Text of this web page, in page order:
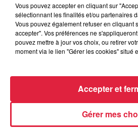
Un match qui marquera la fin de la
sortie à domicile de 2023 !
Vous pouvez accepter en cliquant sur
sélectionnant les finalités et/ou partenaires
Vous pouvez également refuser en cliquant
accepter". Vos préférences ne
pouvez mettre à jour vos choix, ou retirer
moment via le lien "Gérer les cookies" situé
Gérer mes
Accepter et